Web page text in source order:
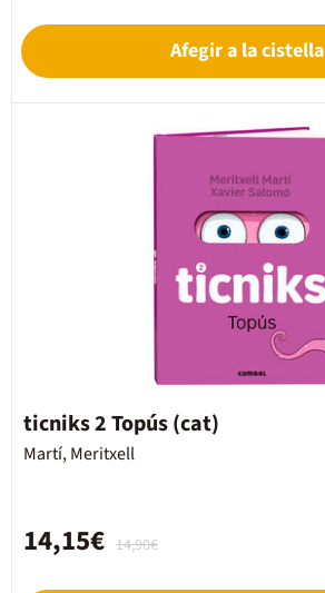
Afegir a la cistella
ticniks 2 Topús (cat)
Martí, Meritxell
14,90€
14,15€